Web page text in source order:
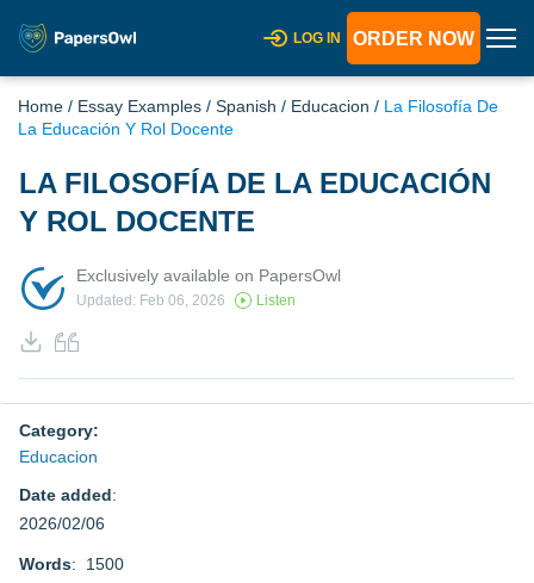
LOG IN ORDER NOW
Home / Essay Examples / Spanish / Educacion / La Filosofía De
La Educación Y Rol Docente
LA FILOSOFÍA DE LA EDUCACIÓN
Y ROL DOCENTE
Exclusively available on PapersOwl
Updated: Feb 06, 2026 Listen
Category:
Educacion
Date added:
2026/02/06
Words: 1500